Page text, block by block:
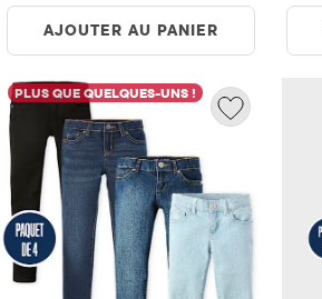
AJOUTER AU PANIER
PLUS QUE QUELQUES-UNS !